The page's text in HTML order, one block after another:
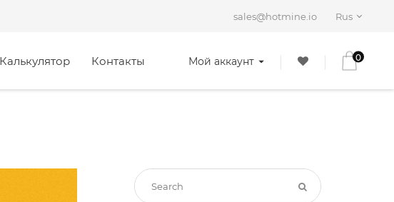
sales@hotmine.io Rus
Калькулятор Контакты Мой аккаунт 0